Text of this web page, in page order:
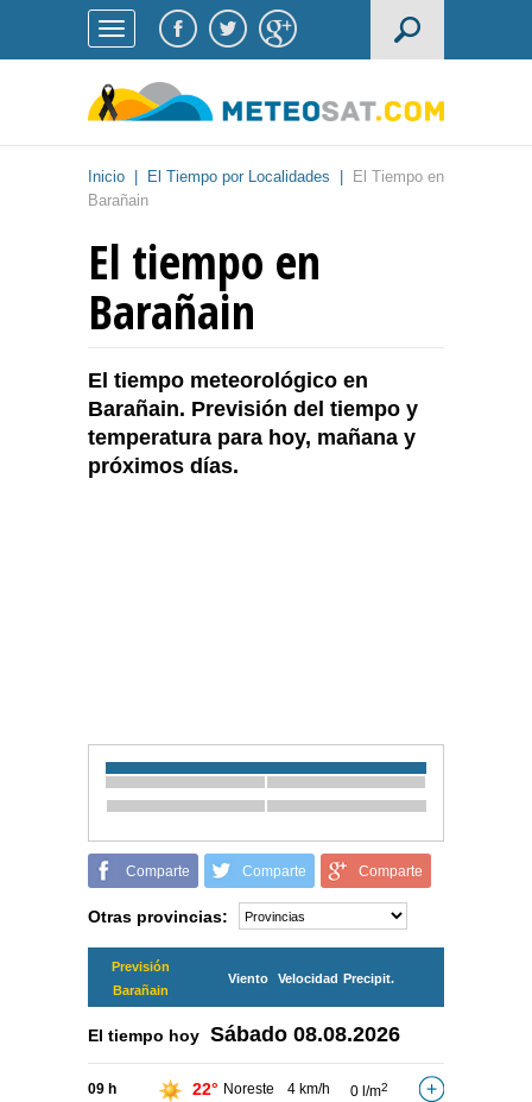
Inicio El Tiempo por Localidades
El Tiempo en
Barañain
El tiempo en
Barañain
El tiempo meteorológico en
Barañain. Previsión del tiempo y
temperatura para hoy, mañana y
próximos días.
Comparte Comparte Comparte
Otras provincias:
Previsión
Barañain
Viento Velocidad Precipit.
El tiempo hoy Sábado 08.08.2026
09 h 22° Noreste 4 km/h 0 l/m2